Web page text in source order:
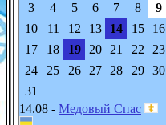
3
4 5 6 7 8
9
10
11 12 13 14 15
16
17
18 19 20 21 22
23
24
25 26 27 28 29
30
31
14.08 - Медовый Спас